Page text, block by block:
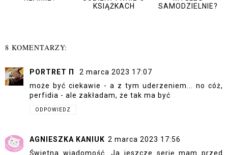
KSIĄŻKACH
SAMODZIELNIE?
8 KOMENTARZY:
PORTRET Π
2 marca 2023 17:07
może być ciekawie - a z tym uderzeniem... no cóż,
perfidia - ale zakładam, że tak ma być
ODPOWIEDZ
AGNIESZKA KANIUK 2 marca 2023 17:56
Świetna wiadomość. Ja jeszcze serię mam przed